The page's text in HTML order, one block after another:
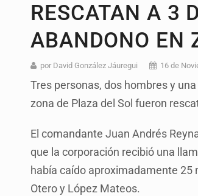
RESCATAN A 3
ABANDONO EN
por David González Jáuregui 16 de
Tres personas, dos hombres y
zona de Plaza del Sol fueron
El comandante Juan Andrés
que la corporación recibió una
había caído aproximadamente
Otero y López Mateos.